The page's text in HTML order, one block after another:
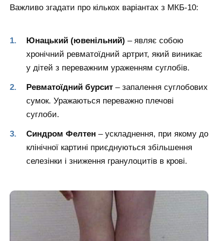
Важливо згадати про кількох варіантах з МКБ-10:
Юнацький (ювенільний) – являє собою
хронічний ревматоїдний артрит, який виникає
у дітей з переважним ураженням суглобів.
Ревматоїдний бурсит – запалення суглобових
сумок. Уражаються переважно плечові
суглоби.
Синдром Фелтен – ускладнення, при якому до
клінічної картині приєднуються збільшення
селезінки і зниження гранулоцитів в крові.